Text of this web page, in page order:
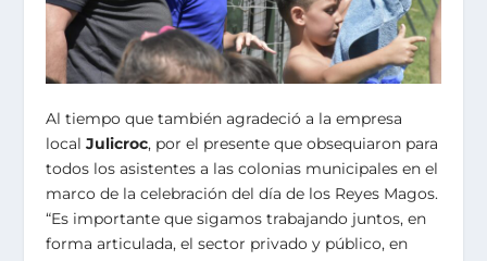
Al tiempo que también agradeció a la empresa
localJulicroc, por el presente que obsequiaron para
todos los asistentes a las colonias municipales en el
marco de la celebración del día de los Reyes Magos.
“Es importante que sigamos trabajando juntos, en
forma articulada, el sector privado y público, en